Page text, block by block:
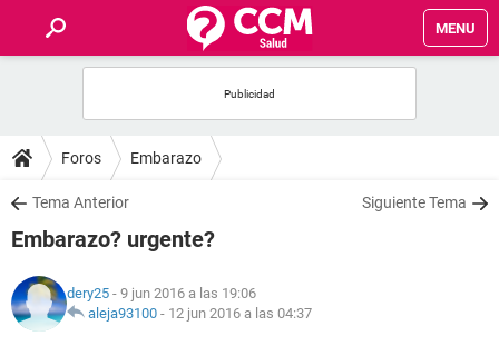
MENU
FOROS
SALUD
NUTRICIÓN
Foros Embarazo
Tema Anterior Siguiente Tema
Embarazo? urgente?
dery25 - 9 jun 2016 a las 19:06
aleja93100 - 12 jun 2016 a las 04:37